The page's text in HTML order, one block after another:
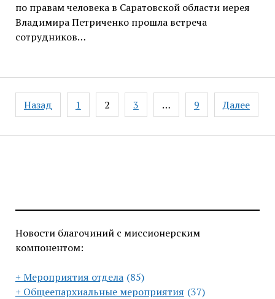
Новости благочиний с миссионерским
компонентом:
+ Мероприятия отдела (85)
+ Общеепархиальные мероприятия (37)
по правам человека в Саратовской области иерея
Владимира Петриченко прошла встреча
сотрудников…
Пагинация
записей
Назад 1 2 3 … 9 Далее